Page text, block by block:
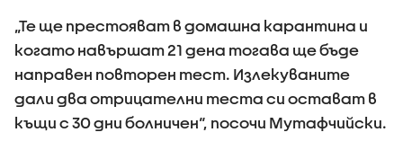
„Те ще престояват в домашна карантина и
когато навършат 21 дена тогава ще бъде
направен повторен тест. Излекуваните
дали два отрицателни теста си остават в
къщи с 30 дни болничен“, посочи Мутафчийски.